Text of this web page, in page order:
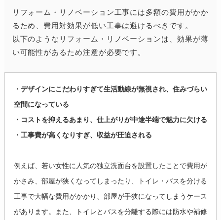
リフォーム・リノベーション工事には多額の費用がかか
るため、費用対効果が低い工事は避けるべきです。
以下のようなリフォーム・リノベーションは、効果が薄
い可能性があるため注意が必要です。
・デザインにこだわりすぎて生活動線が無視され、住みづらい
空間になっている
・コストを抑えるあまり、仕上がりが中途半端で魅力に欠ける
・工事費が高くなりすぎ、収益が圧迫される
例えば、若い女性に人気の独立洗面台を設置したことで費用が
かさみ、部屋が狭くなってしまったり、トイレ・バスを分ける
工事で大幅な費用がかかり、部屋が手狭になってしまうケース
があります。また、トイレとバスを分離する際には防水や補修